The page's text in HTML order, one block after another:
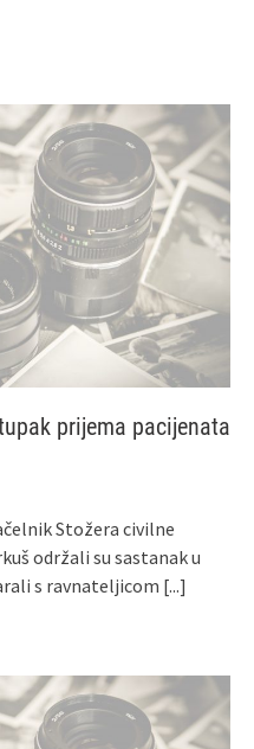
prijema pacijenata
Stožera civilne
održali su sastanak u
s ravnateljicom [...]